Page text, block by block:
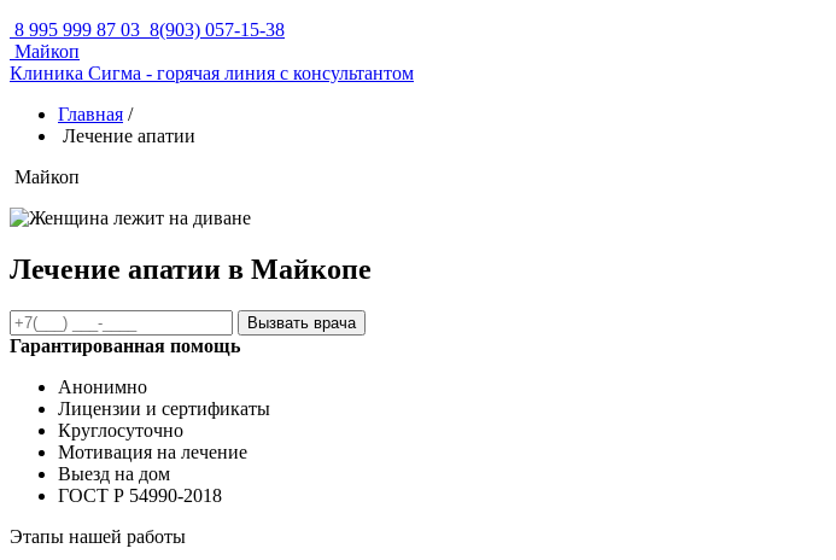
8 995 999 87 03 8(903) 057-15-38
Майкоп
Клиника Сигма - горячая линия с консультантом
Главная /
Лечение апатии
Майкоп
Лечение апатии в Майкопе
Вызвать врача
Гарантированная помощь
Анонимно
Лицензии и сертификаты
Круглосуточно
Мотивация на лечение
Выезд на дом
ГОСТ Р 54990-2018
Этапы нашей работы